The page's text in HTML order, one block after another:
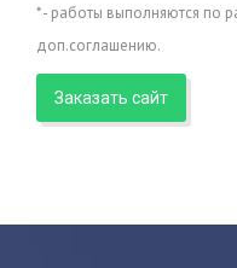
* - работы выполняются по
доп.соглашению.
Заказать сайт